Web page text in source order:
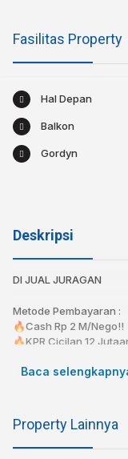
Fasilitas Property
Hal Depan
Balkon
Gordyn
Deskripsi
DI JUAL JURAGAN
Metode Pembayaran :⁣
🔥Cash Rp 2 M/Nego!!
🔥KPR Cicilan 12
⁣⁣📍 2 Menit ke Borma
Spesifikasi:⁣⁣⁣⁣
Sertifikat : SHM Lengkap⁣⁣⁣⁣
Baca
Property Lainnya